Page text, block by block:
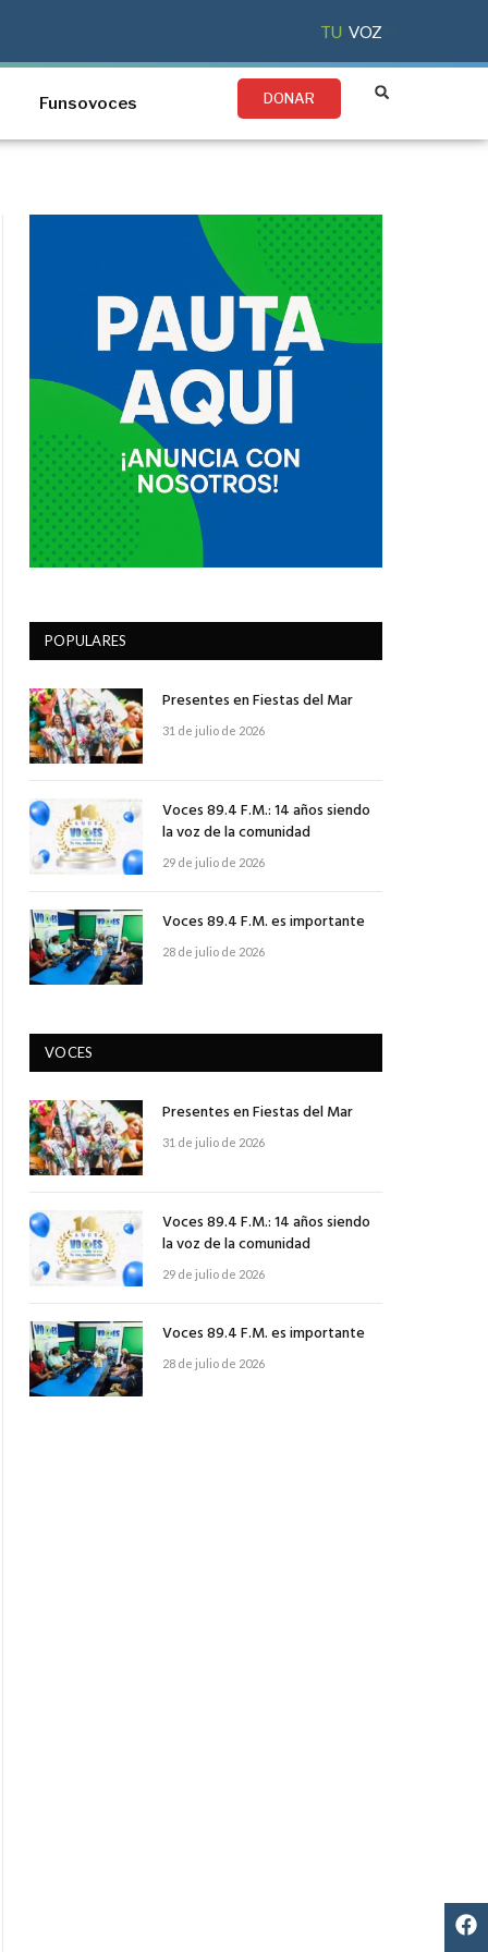
TU VOZ
Funsovoces DONAR
POPULARES
Presentes en Fiestas del Mar
31 de julio de 2026
Voces 89.4 F.M.: 14 años siendo
la voz de la comunidad
29 de julio de 2026
Voces 89.4 F.M. es importante
28 de julio de 2026
VOCES
Presentes en Fiestas del Mar
31 de julio de 2026
Voces 89.4 F.M.: 14 años siendo
la voz de la comunidad
29 de julio de 2026
Voces 89.4 F.M. es importante
28 de julio de 2026